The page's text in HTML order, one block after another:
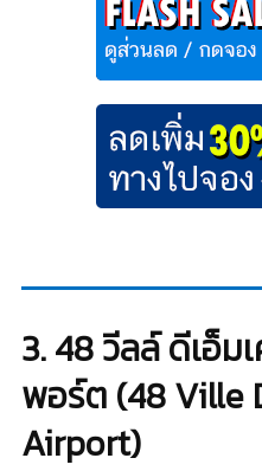
3. 48 วีลล์ ดีเอ็ม
พอร์ต (48 Ville
Airport)